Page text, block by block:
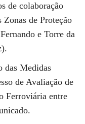
de colaboração
de Proteção
e Torre da
das Medidas
de Avaliação de
Ferroviária entre